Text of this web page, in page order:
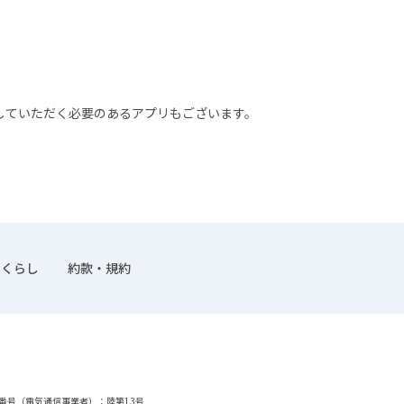
いただく必要のあるアプリもございます。
くらし 約款・規約
号（電気通信事業者）：陸第13号